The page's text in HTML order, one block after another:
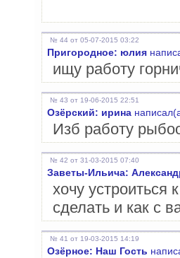
№ 44 от 05-07-2015 03:22
Пригородное: юлия
ищу работу
№ 43 от 19-06-2015 22:51
Озёрский: ирина
Изб работу
№ 42 от 31-03-2015 07:40
Заветы-Ильича:
хочу устроиться
сделать и как с
№ 41 от 19-03-2015 14:19
Озёрное: Наш Гость